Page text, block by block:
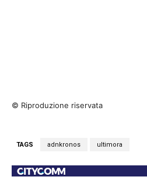
© Riproduzione riservata
TAGS adnkronos ultimora